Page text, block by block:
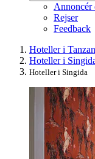
Annoncér
Rejser
Feedback
Hoteller i
Hoteller i
Hoteller i Singida